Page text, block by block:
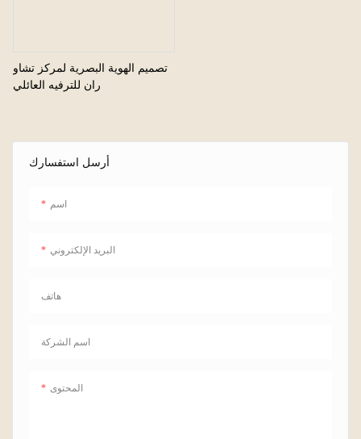
أرسل استفسارك
اسم
البريد الإلكتروني
هاتف
اسم الشركة
المحتوى
تصميم الهوية البصرية لمركز تشاو
ران للترفيه العائلي